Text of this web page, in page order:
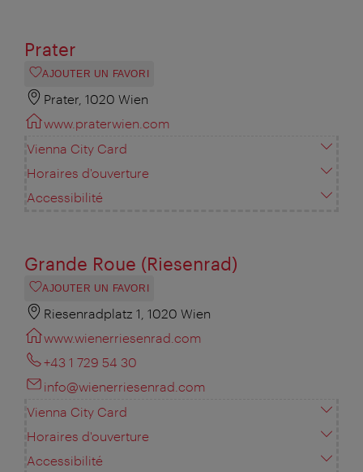
Prater
AJOUTER UN FAVORI
Prater, 1020 Wien
www.praterwien.com
Vienna City Card
Horaires d'ouverture
Accessibilité
Grande Roue (Riesenrad)
AJOUTER UN FAVORI
Riesenradplatz 1, 1020 Wien
www.wienerriesenrad.com
+43 1 729 54 30
info@wienerriesenrad.com
Vienna City Card
Horaires d'ouverture
Accessibilité